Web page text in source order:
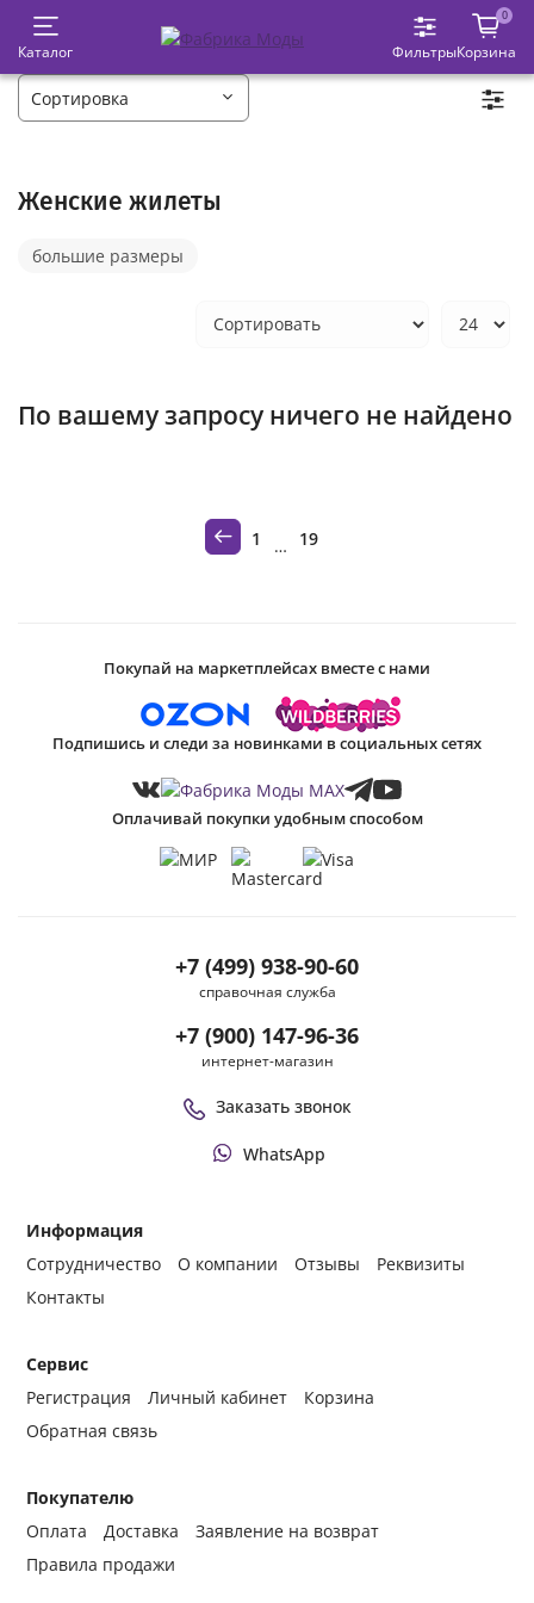
Каталог Фильтры
0
Корзина
Женские жилеты
большие размеры
По вашему запросу ничего не найдено
1 … 19
Информация
Сотрудничество
О компании Отзывы
Реквизиты
Контакты
Сервис
Регистрация
Личный кабинет
Корзина
Обратная связь
Покупателю
Оплата
Доставка
Заявление на возврат
Правила продажи
+7 (499) 938-90-60
справочная служба
+7 (900) 147-96-36
интернет-магазин
Заказать звонок
WhatsApp
Покупай на маркетплейсах вместе с нами
Подпишись и следи за новинками в социальных сетях
Оплачивай покупки удобным способом